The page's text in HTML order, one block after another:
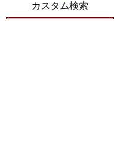
カスタム検索